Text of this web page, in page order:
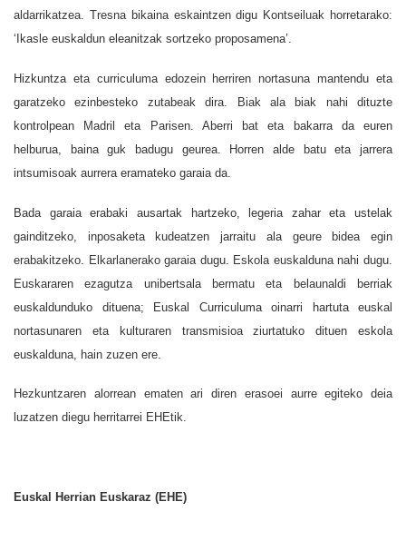
aldarrikatzea. Tresna bikaina eskaintzen digu Kontseiluak horretarako:
‘Ikasle euskaldun eleanitzak sortzeko proposamena’.
Hizkuntza eta curriculuma edozein herriren nortasuna mantendu eta
garatzeko ezinbesteko zutabeak dira. Biak ala biak nahi dituzte
kontrolpean Madril eta Parisen. Aberri bat eta bakarra da euren
helburua, baina guk badugu geurea. Horren alde batu eta jarrera
intsumisoak aurrera eramateko garaia da.
Bada garaia erabaki ausartak hartzeko, legeria zahar eta ustelak
gainditzeko, inposaketa kudeatzen jarraitu ala geure bidea egin
erabakitzeko. Elkarlanerako garaia dugu. Eskola euskalduna nahi dugu.
Euskararen ezagutza unibertsala bermatu eta belaunaldi berriak
euskaldunduko dituena; Euskal Curriculuma oinarri hartuta euskal
nortasunaren eta kulturaren transmisioa ziurtatuko dituen eskola
euskalduna, hain zuzen ere.
Hezkuntzaren alorrean ematen ari diren erasoei aurre egiteko deia
luzatzen diegu herritarrei EHEtik.
Euskal Herrian Euskaraz (EHE)